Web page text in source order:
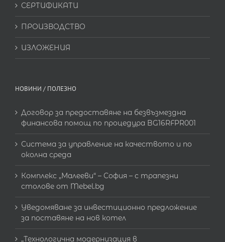
СЕРТИФИКАТИ
ПРОИЗВОДСТВО
ИЗЛОЖЕНИЯ
НОВИНИ / ПОЛЕЗНО
Договор за предоставяне на безвъзмездна
финансова помощ по процедура BG16RFPR001
Система за управление на качеството и по
околна среда
Комплекс „Малееви“ – София – с трапезни
столове от Mebel.bg
Уведомяване за инвестиционно предложение
за поставяне на нов котел
„Технологична модернизация в